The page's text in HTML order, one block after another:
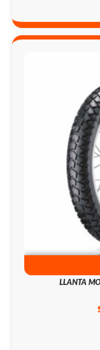
LLANTA